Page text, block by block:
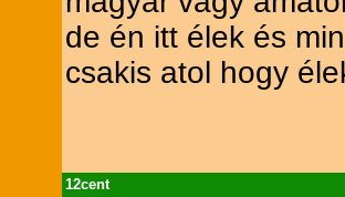
de én itt élek és
csakis atol hogy
12cent